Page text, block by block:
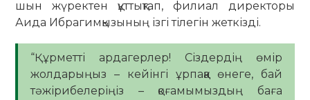
шын жүректен құттықтап, филиал директоры
Аида Ибрагимқызының ізгі тілегін жеткізді.
“Құрметті ардагерлер! Сіздердің өмір
жолдарыңыз – кейінгі ұрпаққа өнеге, бай
тәжірибелеріңіз – қоғамымыздың баға